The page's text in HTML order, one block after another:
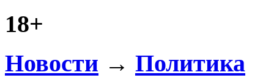
18+
Новости → Политика